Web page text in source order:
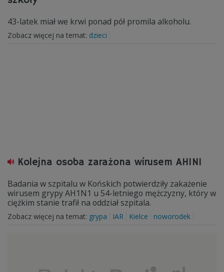
43-latek miał we krwi ponad pół promila alkoholu.
Zobacz więcej na temat: dzieci
Kolejna osoba zarażona wirusem AH1N1
Badania w szpitalu w Końskich potwierdziły zakażenie
wirusem grypy AH1N1 u 54-letniego mężczyzny, który w
ciężkim stanie trafił na oddział szpitala.
Zobacz więcej na temat: grypa IAR Kielce noworodek